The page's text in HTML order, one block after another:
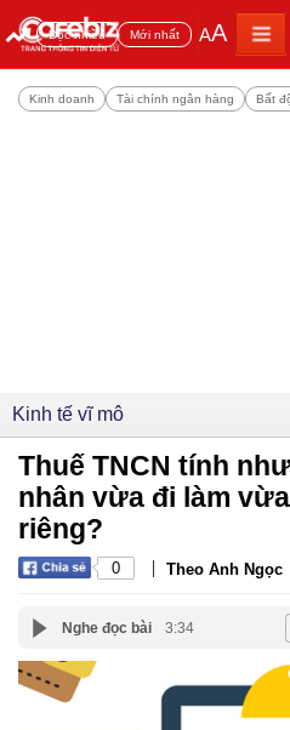
Đọc nhiều Mới nhất AA
Kinh doanh Tài chính ngân hàng Bất
Kinh tế vĩ mô
Thuế TNCN tính
nhân vừa đi làm
riêng?
0 | Theo Anh Ngọc
Nghe đọc bài 3:34